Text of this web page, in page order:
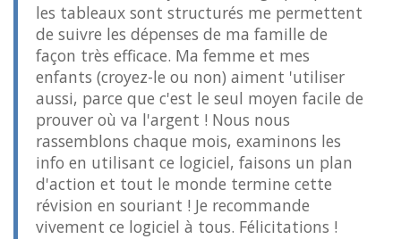
les tableaux sont structurés me permettent
de suivre les dépenses de ma famille de
façon très efficace. Ma femme et mes
enfants (croyez-le ou non) aiment 'utiliser
aussi, parce que c'est le seul moyen facile de
prouver où va l'argent ! Nous nous
rassemblons chaque mois, examinons les
info en utilisant ce logiciel, faisons un plan
d'action et tout le monde termine cette
révision en souriant ! Je recommande
vivement ce logiciel à tous. Félicitations !